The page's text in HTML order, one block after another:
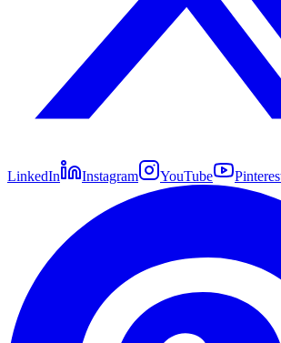
LinkedIn Instagram YouTube